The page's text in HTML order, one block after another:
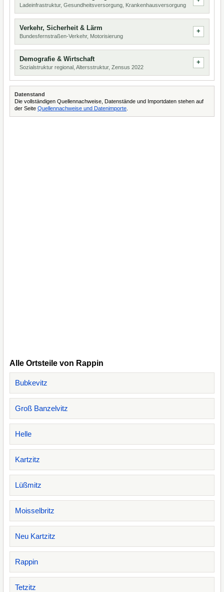
Ladeinfrastruktur, Gesundheitsversorgung, Krankenhausversorgung
Verkehr, Sicherheit & Lärm
Bundesfernstraßen-Verkehr, Motorisierung
Demografie & Wirtschaft
Sozialstruktur regional, Altersstruktur, Zensus 2022
Datenstand
Die vollständigen Quellennachweise, Datenstände und Importdaten stehen auf
der Seite Quellennachweise und Datenimporte
Alle Ortsteile von Rappin
Bubkevitz
Groß Banzelvitz
Helle
Kartzitz
Lüßmitz
Moisselbritz
Neu Kartzitz
Rappin
Tetzitz